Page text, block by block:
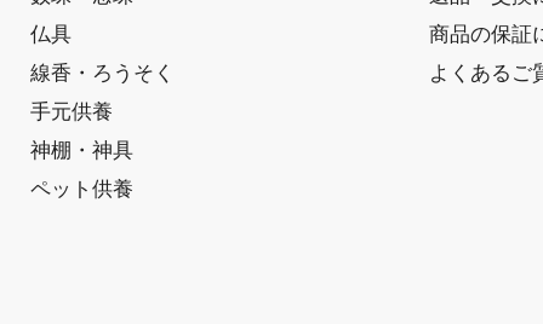
仏具
線香・ろうそく
手元供養
神棚・神具
ペット供養
商品の保証
よくあるご